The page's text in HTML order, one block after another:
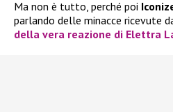
Ma non è tutto, perché poi
parlando delle minacce ricevute
della vera reazione di Elettra